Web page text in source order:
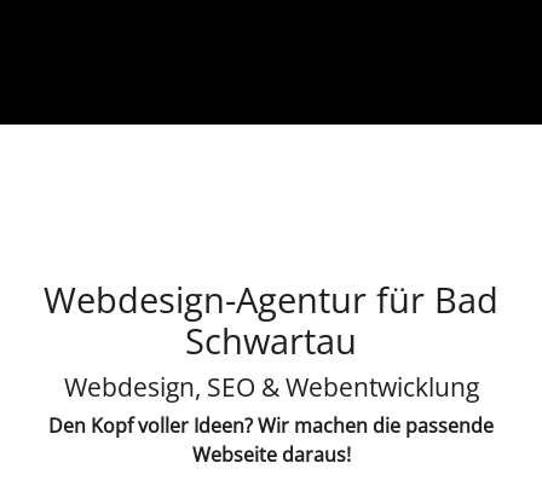
Webdesign-Agentur für Bad
Schwartau
Webdesign, SEO & Webentwicklung
Den Kopf voller Ideen? Wir machen die passende
Webseite daraus!